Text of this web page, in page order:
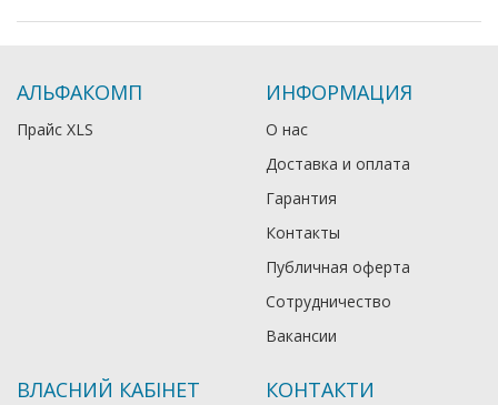
АЛЬФАКОМП
Прайс XLS
ИНФОРМАЦИЯ
О нас
Доставка и оплата
Гарантия
Контакты
Публичная оферта
Сотрудничество
Вакансии
ВЛАСНИЙ КАБІНЕТ КОНТАКТИ